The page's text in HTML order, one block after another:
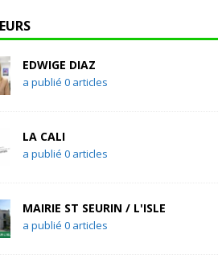
EDWIGE DIAZ
a publié 0 articles
LA CALI
a publié 0 articles
MAIRIE ST SEURIN / L'ISLE
a publié 0 articles